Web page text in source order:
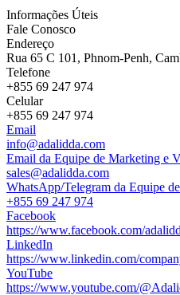
Informações Úteis
Fale Conosco
Endereço
Rua 65 C 101, Phnom-Penh,
Telefone
+855 69 247 974
Celular
+855 69 247 974
Email
info@adalidda.com
Email da Equipe de Marketing e
sales@adalidda.com
WhatsApp/Telegram da Equipe
+855 69 247 974
Facebook
https://www.facebook.com/
LinkedIn
https://www.linkedin.com/
YouTube
https://www.youtube.com/